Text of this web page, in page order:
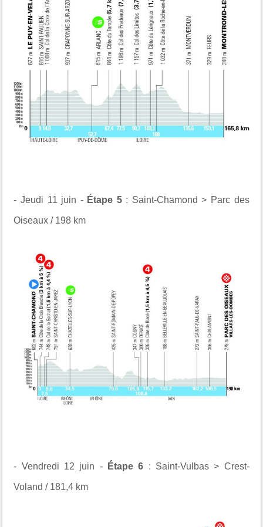
- Jeudi 11 juin - Étape 5: Saint-Chamond > Parc des
Oiseaux / 198 km
- Vendredi 12 juin - Étape 6 : Saint-Vulbas > Crest-
Voland / 181,4 km